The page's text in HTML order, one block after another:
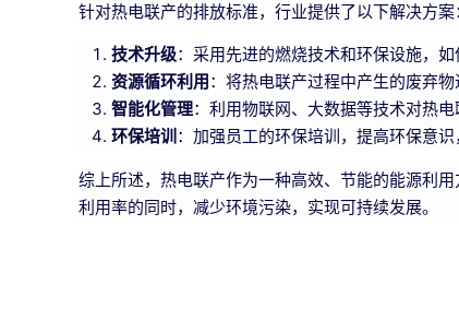
针对热电联产的排放标准，行业提供了以下解决方案
技术升级：采用先进的燃烧技术和环保设施，
资源循环利用：将热电联产过程中产生的废弃
智能化管理：利用物联网、大数据等技术对热
环保培训 ：加强员工的环保培训，提高环保意
综上所述，热电联产作为一种高效、节能的能源利
利用率的同时，减少环境污染，实现可持续发展。